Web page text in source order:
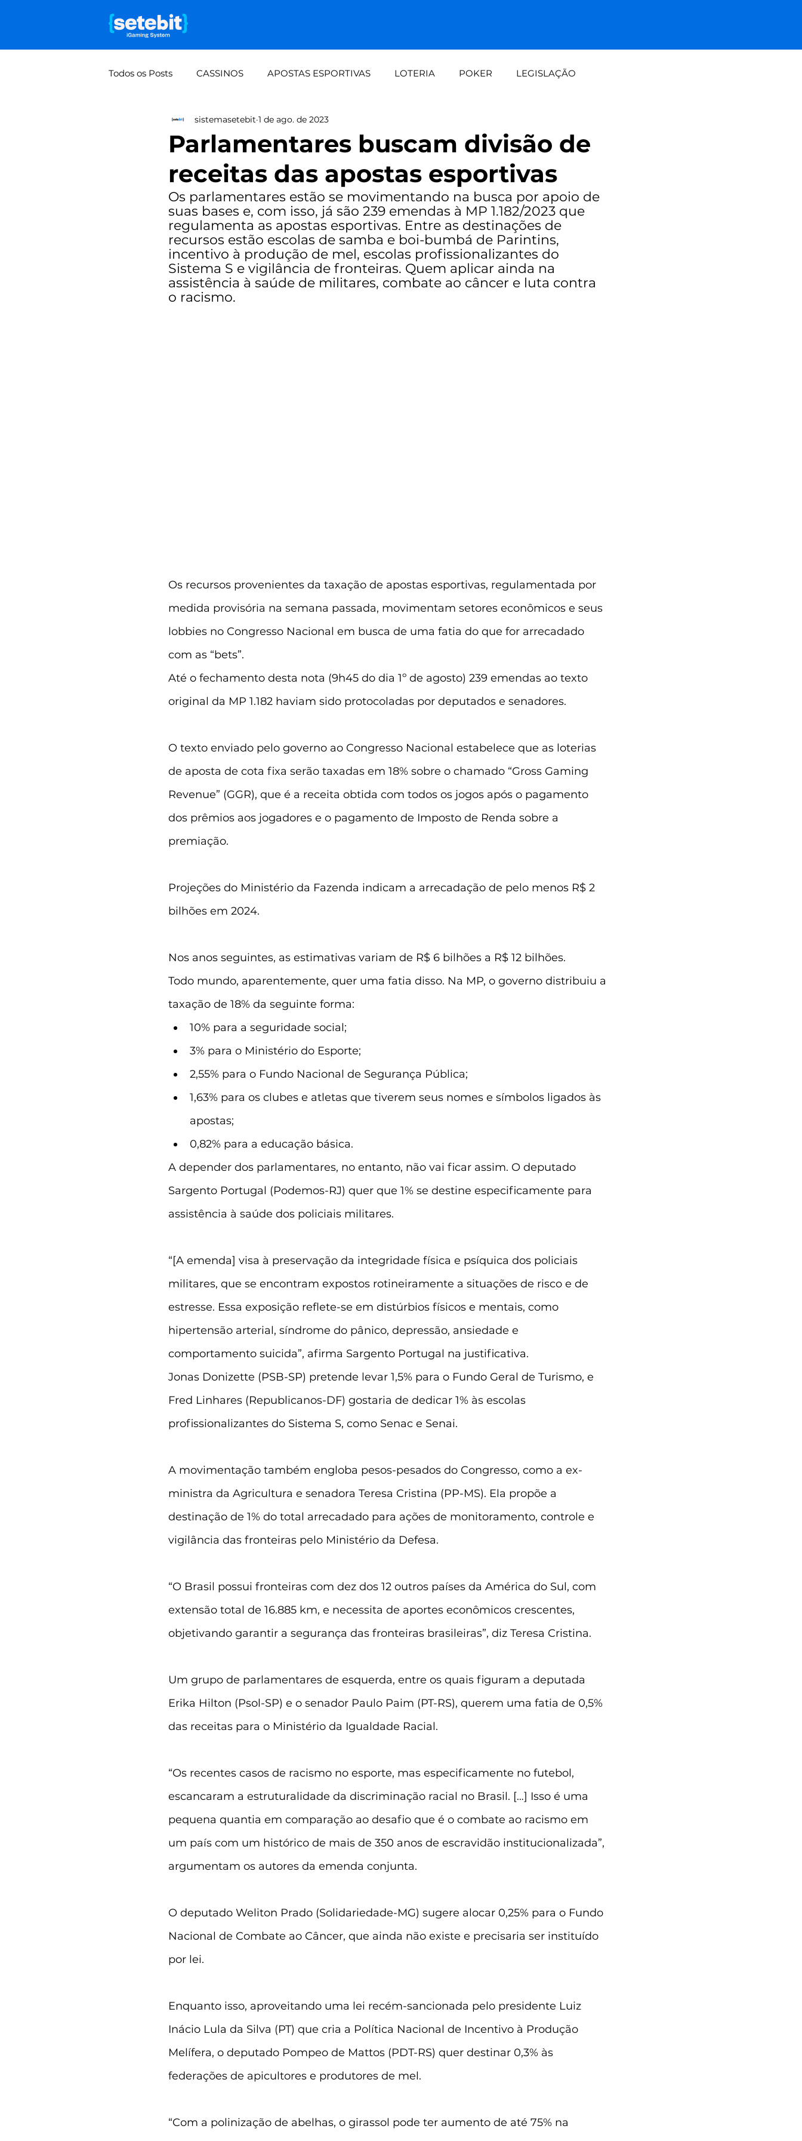
Todos os Posts CASSINOS APOSTAS ESPORTIVAS LOTERIA POKER LEGISLAÇÃO
Falta de visão de lucro por modalid Demanda crescente aos fins de seman
Rifas e bolões: do manual à automaç Painel do apostador Setebit vs expe
Parlamentares buscam divisão de
receitas das apostas esportivas
sistemasetebit 1 de ago. de 2023
Os parlamentares estão se movimentando na busca por apoio de
suas bases e, com isso, já são 239 emendas à MP 1.182/2023 que
regulamenta as apostas esportivas. Entre as destinações de
recursos estão escolas de samba e boi-bumbá de Parintins,
incentivo à produção de mel, escolas profissionalizantes do
Sistema S e vigilância de fronteiras. Quem aplicar ainda na
assistência à saúde de militares, combate ao câncer e luta contra
o racismo.
Os recursos provenientes da taxação de apostas esportivas, regulamentada por
medida provisória na semana passada, movimentam setores econômicos e seus
lobbies no Congresso Nacional em busca de uma fatia do que for arrecadado
com as “bets”.
Até o fechamento desta nota (9h45 do dia 1º de agosto) 239 emendas ao texto
original da MP 1.182 haviam sido protocoladas por deputados e senadores.
O texto enviado pelo governo ao Congresso Nacional estabelece que as loterias
de aposta de cota fixa serão taxadas em 18% sobre o chamado “Gross Gaming
Revenue” (GGR), que é a receita obtida com todos os jogos após o pagamento
dos prêmios aos jogadores e o pagamento de Imposto de Renda sobre a
premiação.
Projeções do Ministério da Fazenda indicam a arrecadação de pelo menos R$ 2
bilhões em 2024.
Nos anos seguintes, as estimativas variam de R$ 6 bilhões a R$ 12 bilhões.
Todo mundo, aparentemente, quer uma fatia disso. Na MP, o governo distribuiu a
taxação de 18% da seguinte forma:
10% para a seguridade social;
3% para o Ministério do Esporte;
2,55% para o Fundo Nacional de Segurança Pública;
1,63% para os clubes e atletas que tiverem seus nomes e símbolos ligados às
apostas;
0,82% para a educação básica.
A depender dos parlamentares, no entanto, não vai ficar assim. O deputado
Sargento Portugal (Podemos-RJ) quer que 1% se destine especificamente para
assistência à saúde dos policiais militares.
“[A emenda] visa à preservação da integridade física e psíquica dos policiais
militares, que se encontram expostos rotineiramente a situações de risco e de
estresse. Essa exposição reflete-se em distúrbios físicos e mentais, como
hipertensão arterial, síndrome do pânico, depressão, ansiedade e
comportamento suicida”, afirma Sargento Portugal na justificativa.
Jonas Donizette (PSB-SP) pretende levar 1,5% para o Fundo Geral de Turismo, e
Fred Linhares (Republicanos-DF) gostaria de dedicar 1% às escolas
profissionalizantes do Sistema S, como Senac e Senai.
A movimentação também engloba pesos-pesados do Congresso, como a ex-
ministra da Agricultura e senadora Teresa Cristina (PP-MS). Ela propõe a
destinação de 1% do total arrecadado para ações de monitoramento, controle e
vigilância das fronteiras pelo Ministério da Defesa.
“O Brasil possui fronteiras com dez dos 12 outros países da América do Sul, com
extensão total de 16.885 km, e necessita de aportes econômicos crescentes,
objetivando garantir a segurança das fronteiras brasileiras”, diz Teresa Cristina.
Um grupo de parlamentares de esquerda, entre os quais figuram a deputada
Erika Hilton (Psol-SP) e o senador Paulo Paim (PT-RS), querem uma fatia de 0,5%
das receitas para o Ministério da Igualdade Racial.
“Os recentes casos de racismo no esporte, mas especificamente no futebol,
escancaram a estruturalidade da discriminação racial no Brasil. […] Isso é uma
pequena quantia em comparação ao desafio que é o combate ao racismo em
um país com um histórico de mais de 350 anos de escravidão institucionalizada”,
argumentam os autores da emenda conjunta.
O deputado Weliton Prado (Solidariedade-MG) sugere alocar 0,25% para o Fundo
Nacional de Combate ao Câncer, que ainda não existe e precisaria ser instituído
por lei.
Enquanto isso, aproveitando uma lei recém-sancionada pelo presidente Luiz
Inácio Lula da Silva (PT) que cria a Política Nacional de Incentivo à Produção
Melífera, o deputado Pompeo de Mattos (PDT-RS) quer destinar 0,3% às
federações de apicultores e produtores de mel.
“Com a polinização de abelhas, o girassol pode ter aumento de até 75% na